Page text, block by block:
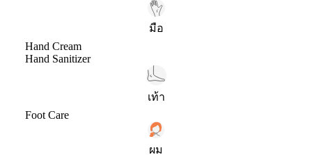
มือ
Hand Cream
Hand Sanitizer
เท้า
Foot Care
ผม